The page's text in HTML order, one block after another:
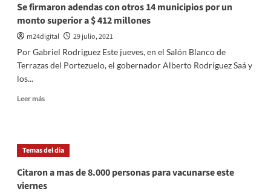
por
el
Cambio:
se
cruzaron
Negri
Se firmaron adendas con otros 14 municipios por un
monto superior a $ 412 millones
m24digital
29 julio, 2021
Por Gabriel Rodriguez Este jueves, en el Salón Blanco de
Terrazas del Portezuelo, el gobernador Alberto Rodríguez Saá y
los...
Leer másLeer
firmaron
adendas
otros
14
Temas del dia
Citaron a mas de 8.000 personas para vacunarse este
viernes